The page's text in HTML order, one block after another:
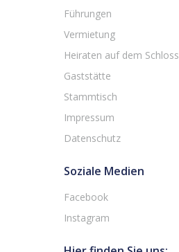
Führungen
Vermietung
Heiraten auf dem Schloss
Gaststätte
Stammtisch
Impressum
Datenschutz
Soziale Medien
Facebook
Instagram